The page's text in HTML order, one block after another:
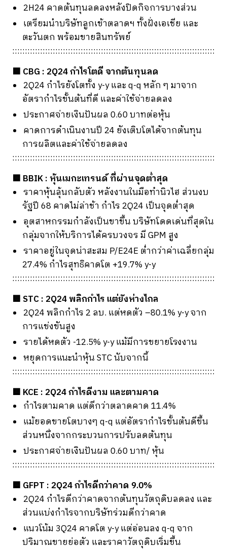
2H24 คาดต้นทุนลดลงหลังปิดกิจการบางส่วน
เตรียมนำบริษัทลูกเข้าตลาดฯ ทั้งฝั่งเอเชีย และ
ตะวันตก พร้อมขายสินทรัพย์
::::::::::::::::::::::::::::::::::::::::::::::::::::::::::::::::::::::::::::::::
🟦 CBG : 2Q24 กำไรโตดี จากต้นทุนลด
2Q24 กำไรยังโตทั้ง y-y และ q-q หลัก ๆ มาจาก
อัตรากำไรขั้นต้นที่ดี และค่าใช้จ่ายลดลง
ประกาศจ่ายเงินปันผล 0.60 บาทต่อหุ้น
คาดการดำเนินงานปี 24 ยังเติบโตได้จากต้นทุน
การผลิตและค่าใช้จ่ายลดลง
::::::::::::::::::::::::::::::::::::::::::::::::::::::::::::::::::::::::::::::::
🟦 BBIK : หุ้นเมกะเทรนด์ ที่ผ่านจุดต่ำสุด
ราคาหุ้นลุ้นกลับตัว หลังงานในมือทำนิวไฮ ส่วนงบ
รัฐปี 68 คาดไม่ล่าช้า กำไร 2Q24 เป็นจุดต่ำสุด
อุตสาหกรรมกำลังเป็นขาขึ้น บริษัทโดดเด่นที่สุดใน
กลุ่มจากให้บริการได้ครบวงจร มี GPM สูง
ราคาอยู่ในจุดน่าสะสม P/E24E ต่ำกว่าค่าเฉลี่ยกลุ่ม
27.4% กำไรสุทธิคาดโต +19.7% y-y
::::::::::::::::::::::::::::::::::::::::::::::::::::::::::::::::::::::::::::::::
🟦 STC : 2Q24 พลิกกำไร แต่ยังห่างไกล
2Q24 พลิกกำไร 2 ลบ. แต่หดตัว –80.1% y-y จาก
การแข่งขันสูง
รายได้หดตัว -12.5% y-y แม้มีการขยายโรงงาน
หยุดการแนะนำหุ้น STC นับจากนี้
::::::::::::::::::::::::::::::::::::::::::::::::::::::::::::::::::::::::::::::::
🟦 KCE : 2Q24 กำไรดีงาม และตามคาด
กำไรตามคาด แต่ดีกว่าตลาดคาด 11.4%
แม้ยอดขายโตบางๆ q-q แต่อัตรากำไรขั้นต้นดีขึ้น
ส่วนหนึ่งจากกระบวนการปรับลดต้นทุน
ประกาศจ่ายเงินปันผล 0.60 บาท/ หุ้น
::::::::::::::::::::::::::::::::::::::::::::::::::::::::::::::::::::::::::::::::
🟦 GFPT : 2Q24 กำไรดีกว่าคาด 9.0%
2Q24 กำไรดีกว่าคาดจากต้นทุนวัตถุดิบลดลง และ
ส่วนแบ่งกำไรจากบริษัทร่วมดีกว่าคาด
แนวโน้ม 3Q24 คาดโต y-y แต่อ่อนลง q-q จาก
ปริมาณขายย่อตัว และราคาวัตถุดิบเริ่มขึ้น